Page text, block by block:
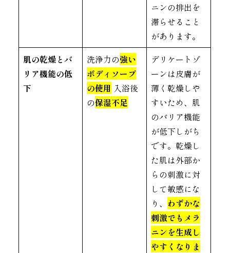
ニンの排出を
滞らせること
があります。
肌の乾燥とバ
リア機能の低
下
洗浄力の強い
ボディソープ
の使用 入浴後
の保湿不足
デリケートゾ
ーンは皮膚が
薄く乾燥しや
すいため、肌
のバリア機能
が低下しがち
です。乾燥し
た肌は外部か
らの刺激に対
して敏感にな
り、 わずかな
刺激でもメラ
ニンを生成し
やすくなりま